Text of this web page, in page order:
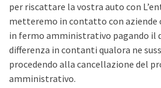
per riscattare la vostra auto con
metteremo in contatto con aziende
in fermo amministrativo pagando il
differenza in contanti qualora ne
procedendo alla cancellazione del
amministrativo.